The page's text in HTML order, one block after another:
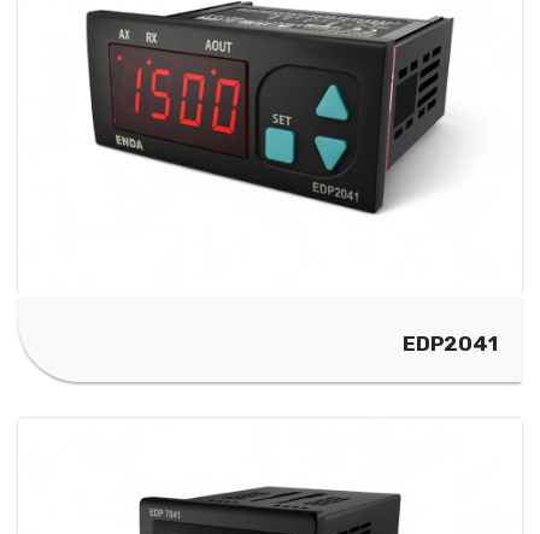
EDP2041